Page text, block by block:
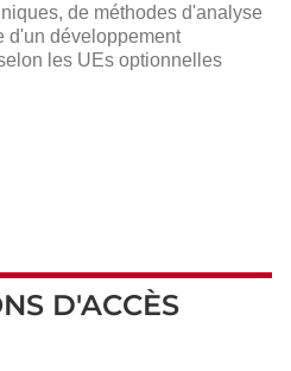
de méthodes d'analyse
d'un développement
les UEs optionnelles
D'ACCÈS